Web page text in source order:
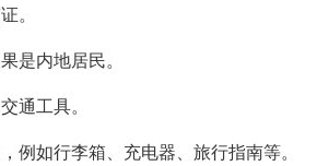
。
是内地居民。
通工具。
例如行李箱、充电器、旅行指南等。